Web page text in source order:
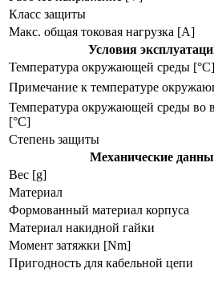
Класс защиты
Макс. общая токовая нагрузка [A]
Условия
Температура окружающей среды [°C]
Примечание к температуре
Температура окружающей среды во
[°C]
Степень защиты
Механические
Вес [g]
Материал
Формованный материал корпуса
Материал накидной гайки
Момент затяжки [Nm]
Пригодность для кабельной цепи